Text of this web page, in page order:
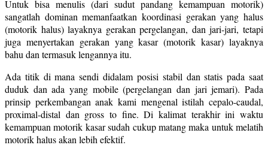
Untuk bisa menulis (dari sudut pandang kemampuan motorik)
sangatlah dominan memanfaatkan koordinasi gerakan yang halus
(motorik halus) layaknya gerakan pergelangan, dan jari-jari, tetapi
juga menyertakan gerakan yang kasar (motorik kasar) layaknya
bahu dan termasuk lengannya itu.
Ada titik di mana sendi didalam posisi stabil dan statis pada saat
duduk dan ada yang mobile (pergelangan dan jari jemari). Pada
prinsip perkembangan anak kami mengenal istilah cepalo-caudal,
proximal-distal dan gross to fine. Di kalimat terakhir ini waktu
kemampuan motorik kasar sudah cukup matang maka untuk melatih
motorik halus akan lebih efektif.